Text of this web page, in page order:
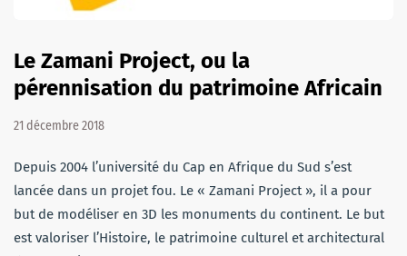
Le Zamani Project, ou la
pérennisation du patrimoine Africain
21 décembre 2018
Depuis 2004 l’université du Cap en Afrique du Sud s’est
lancée dans un projet fou. Le « Zamani Project », il a pour
but de modéliser en 3D les monuments du continent. Le but
est valoriser l’Histoire, le patrimoine culturel et architectural